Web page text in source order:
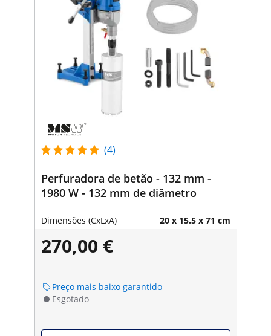
(4)
Perfuradora de betão - 132 mm -
1980 W - 132 mm de diâmetro
Dimensões (CxLxA) 20 x 15.5 x 71 cm
270,00 €
Preço mais baixo garantido
Esgotado